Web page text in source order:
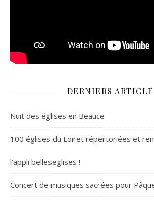
DERNIERS
Nuit des églises en Beauce
100 églises du Loiret répertoriées et
l’appli belleseglises !
Concert de musiques sacrées pour